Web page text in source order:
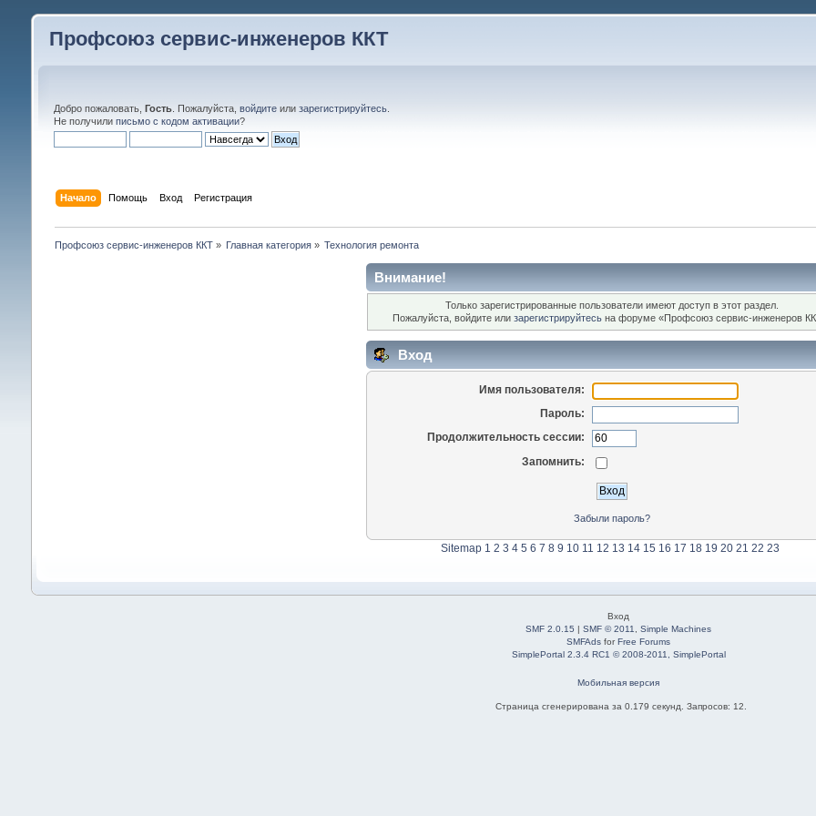
Профсоюз сервис-инженеров ККТ
Добро пожаловать, Гость. Пожалуйста, войдитеили зарегистрируйтесь.
Не получили письмо с кодом активации?
Начало Помощь Вход Регистрация
Профсоюз сервис-инженеров ККТ» Главная категория » Технология ремонта
Внимание!
Только зарегистрированные пользователи имеют доступ в этот раздел.
Пожалуйста, войдите илизарегистрируйтесь на форуме «Профсоюз сервис-инженеров
Вход
Имя пользователя:
Пароль:
Продолжительность сессии:
Запомнить:
Забыли пароль?
Sitemap 1 2 3 4 5 6 7 8 9 10 11 12 13 14 15 16 17 18 19 20 21 22 23
Вход
SMF 2.0.15 |SMF © 2011 ,Simple Machines
SMFAds forFree Forums
SimplePortal 2.3.4 RC1 © 2008-2011, SimplePortal
Мобильная версия
Страница сгенерирована за 0.179 секунд. Запросов: 12.